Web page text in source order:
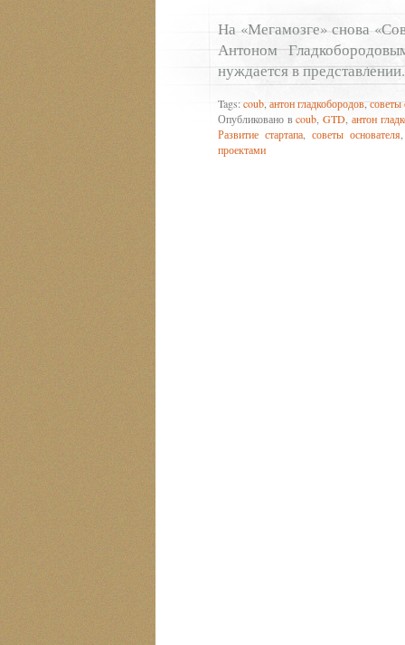
На «Мегамозге» снова
Антоном
нуждается в представлении.
Tags:coub антон гладкобородов советы
Опубликовано вcoub ,GTD антон
Развитие стартапа
советы основателя
проектами